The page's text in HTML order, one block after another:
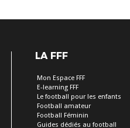
LA FFF
Mon Espace FFF
E-learning FFF
Le football pour les enfants
Football amateur
Football Féminin
Guides dédiés au football